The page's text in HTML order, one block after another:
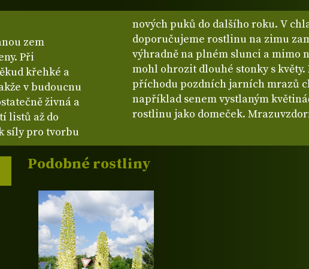
zem
Při
křehké a
v budoucnu
živná a
listů až do
síly pro tvorbu
nových puků do dalšího roku. V
doporučujeme rostlinu na zimu
výhradně na plném slunci a mimo
mohl ohrozit dlouhé stonky s
příchodu pozdních jarních mrazů
například senem vystlaným
rostlinu jako domeček.
Podobné rostliny